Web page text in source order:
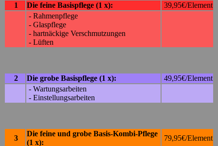
1 Die feine Basispflege (1 x):
39,95€/Element
- Rahmenpflege
- Glaspflege
- hartnäckige Verschmutzungen
- Lüften
2 Die grobe Basispflege (1 x):
49,95€/Element
- Wartungsarbeiten
- Einstellungsarbeiten
3
Die feine und grobe Basis-Kombi-Pflege
(1 x):
79,95€/Element